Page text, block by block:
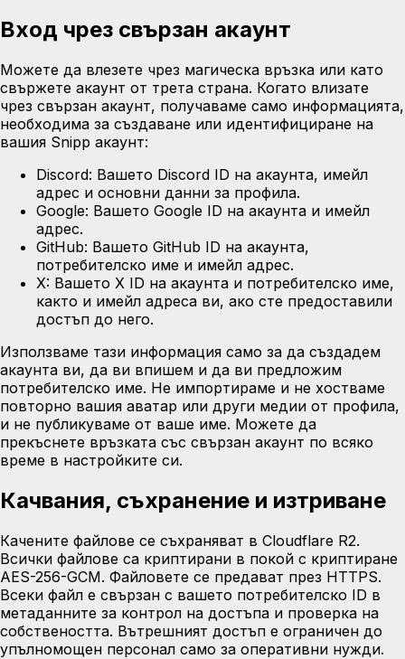
Вход чрез свързан акаунт
Можете да влезете чрез магическа връзка или като
свържете акаунт от трета страна. Когато влизате
чрез свързан акаунт, получаваме само информацията,
необходима за създаване или идентифициране на
вашия Snipp акаунт:
Discord: Вашето Discord ID на акаунта, имейл
адрес и основни данни за профила.
Google: Вашето Google ID на акаунта и имейл
адрес.
GitHub: Вашето GitHub ID на акаунта,
потребителско име и имейл адрес.
X: Вашето X ID на акаунта и потребителско име,
както и имейл адреса ви, ако сте предоставили
достъп до него.
Използваме тази информация само за да създадем
акаунта ви, да ви впишем и да ви предложим
потребителско име. Не импортираме и не хостваме
повторно вашия аватар или други медии от профила,
и не публикуваме от ваше име. Можете да
прекъснете връзката със свързан акаунт по всяко
време в настройките си.
Качвания, съхранение и изтриване
Качените файлове се съхраняват в Cloudflare R2.
Всички файлове са криптирани в покой с криптиране
AES-256-GCM. Файловете се предават през HTTPS.
Всеки файл е свързан с вашето потребителско ID в
метаданните за контрол на достъпа и проверка на
собствеността. Вътрешният достъп е ограничен до
упълномощен персонал само за оперативни нужди.